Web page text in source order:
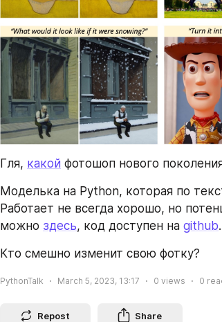
Гля, какой фотошоп нового
Моделька на Python, которая по
Работает не всегда хорошо, но
можно здесь, код доступен на github.
Кто смешно изменит свою фотку?
PythonTalk March 5, 2023, 13:17 0 views 0
Repost Share